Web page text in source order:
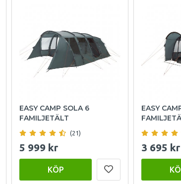
EASY CAMP SOLA 6
FAMILJETÄLT
(21)
5 999 kr
KÖP
EASY
3 695 kr